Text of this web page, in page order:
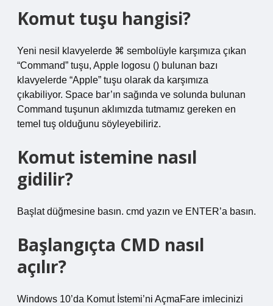
Komut tuşu hangisi?
Yeni nesil klavyelerde ⌘ sembolüyle karşımıza çıkan
“Command” tuşu, Apple logosu () bulunan bazı
klavyelerde “Apple” tuşu olarak da karşımıza
çıkabiliyor. Space bar’ın sağında ve solunda bulunan
Command tuşunun aklımızda tutmamız gereken en
temel tuş olduğunu söyleyebiliriz.
Komut istemine nasıl
gidilir?
Başlat düğmesine basın. cmd yazın ve ENTER’a basın.
Başlangıçta CMD nasıl
açılır?
Windows 10’da Komut İstemi’ni AçmaFare imlecinizi